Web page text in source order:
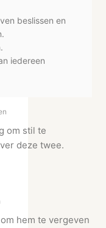
beslissen en
iedereen
om stil te
deze twee.
hem te vergeven